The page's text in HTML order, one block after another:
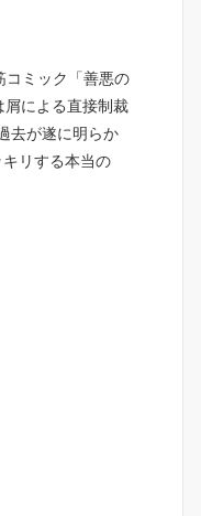
コミック「善悪の
屑による直接制裁
去が遂に明らか
リする本当の